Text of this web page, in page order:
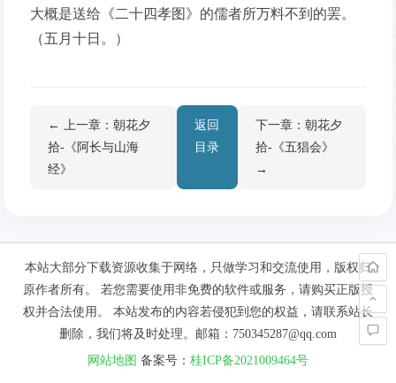
大概是送给《二十四孝图》的儒者所万料不到的罢。
（五月十日。）
← 上一章：朝花夕
拾-《阿长与山海
经》
返回
目录
下一章：朝花夕
拾-《五猖会》
→
本站大部分下载资源收集于网络，只做学习和交流使用，版权归
原作者所有。 若您需要使用非免费的软件或服务，请购买正版授
权并合法使用。 本站发布的内容若侵犯到您的权益，请联系站长
删除，我们将及时处理。邮箱：750345287@qq.com
网站地图 备案号： 桂ICP备2021009464号